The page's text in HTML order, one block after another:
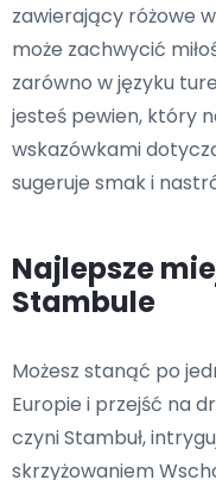
zawierający różowe
może zachwycić
zarówno w języku
jesteś pewien, który
wskazówkami
sugeruje smak i
Najlepsze
Stambule
Możesz stanąć po
Europie i przejść na
czyni Stambuł,
skrzyżowaniem